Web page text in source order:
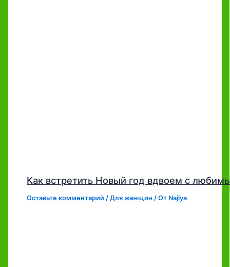
Как встретить Новый год вдвоем с
Оставьте комментарий /Для женщин / От Najlya